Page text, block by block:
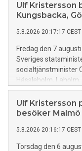
Ulf Kristersson
Kungsbacka,
5.8.2026 20:17:17 CEST
Fredag den 7
Sveriges
socialtjänstminister
Hässleholm,
Ulf Kristersson
besöker
5.8.2026 20:16:17 CEST
Torsdag den 6